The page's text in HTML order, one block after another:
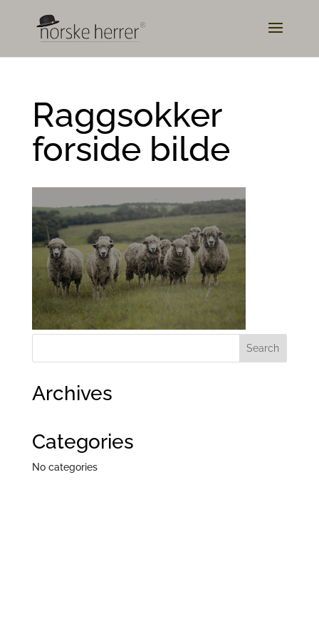
Raggsokker
forside bilde
Archives
Categories
No categories